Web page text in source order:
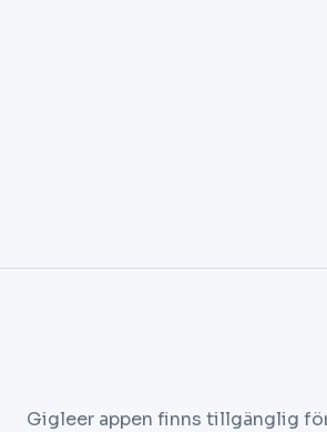
Gigleer appen finns tillgänglig